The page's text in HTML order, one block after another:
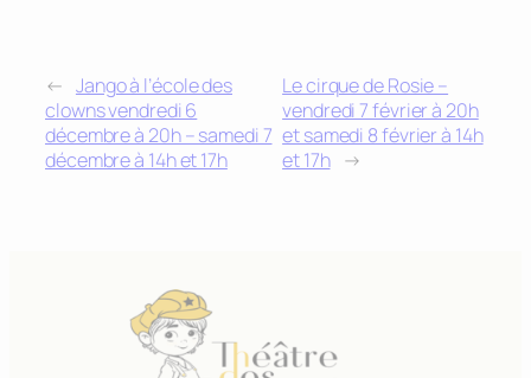
← Jango à l’école des
clowns vendredi 6
décembre à 20h – samedi 7
décembre à 14h et 17h
Le cirque de Rosie –
vendredi 7 février à 20h
et samedi 8 février à 14h
et 17h →